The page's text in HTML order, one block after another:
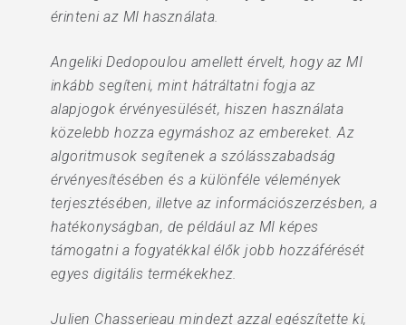
érinteni az MI használata.
Angeliki Dedopoulou amellett érvelt, hogy az MI
inkább segíteni, mint hátráltatni fogja az
alapjogok érvényesülését, hiszen használata
közelebb hozza egymáshoz az embereket. Az
algoritmusok segítenek a szólásszabadság
érvényesítésében és a különféle vélemények
terjesztésében, illetve az információszerzésben, a
hatékonyságban, de például az MI képes
támogatni a fogyatékkal élők jobb hozzáférését
egyes digitális termékekhez.
Julien Chasserieau mindezt azzal egészítette ki,